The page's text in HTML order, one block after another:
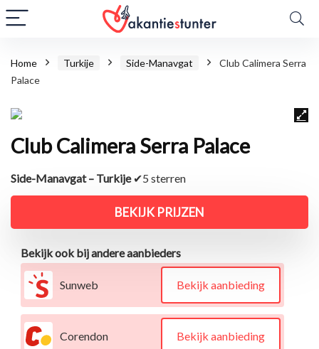
Home Turkije Side-Manavgat
Club Calimera Serra
Palace
Club Calimera Serra Palace
Side-Manavgat – Turkije✔5 sterren
BEKIJK PRIJZEN
Bekijk ook bij andere aanbieders
Sunweb Bekijk aanbieding
Corendon Bekijk aanbieding